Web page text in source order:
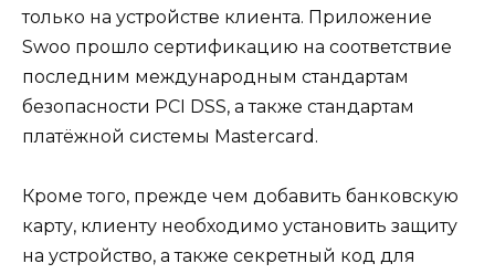
только на устройстве клиента. Приложение
Swoo прошло сертификацию на соответствие
последним международным стандартам
безопасности PCI DSS, а также стандартам
платёжной системы Mastercard.
Кроме того, прежде чем добавить банковскую
карту, клиенту необходимо установить защиту
на устройство, а также секретный код для